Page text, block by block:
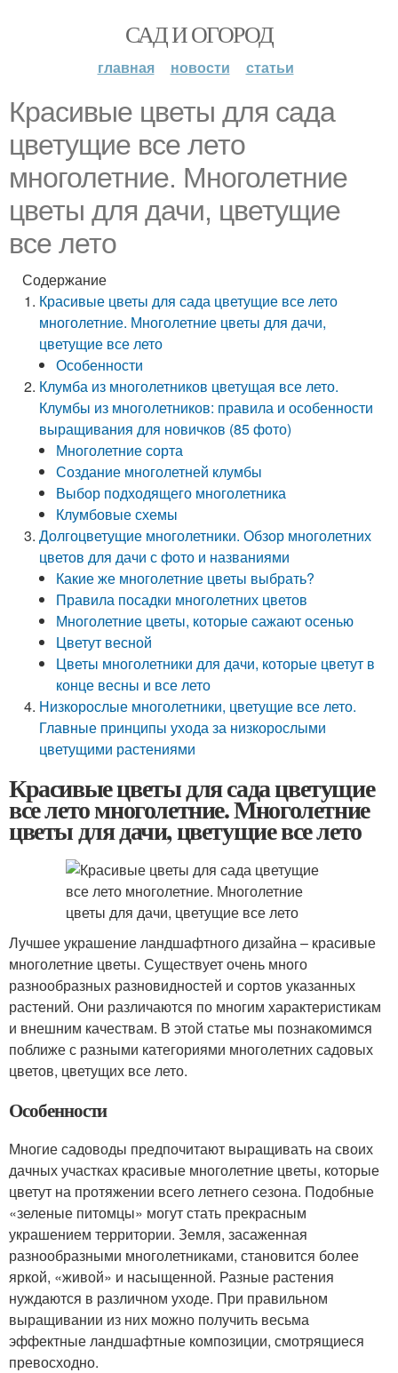
САД И ОГОРОД
главная новости статьи
Красивые цветы для сада
цветущие все лето
многолетние. Многолетние
цветы для дачи, цветущие
все лето
Содержание
Красивые цветы для сада цветущие все лето
многолетние. Многолетние цветы для дачи,
цветущие все лето
Особенности
Клумба из многолетников цветущая все лето.
Клумбы из многолетников: правила и особенности
выращивания для новичков (85 фото)
Многолетние сорта
Создание многолетней клумбы
Выбор подходящего многолетника
Клумбовые схемы
Долгоцветущие многолетники. Обзор многолетних
цветов для дачи с фото и названиями
Какие же многолетние цветы выбрать?
Правила посадки многолетних цветов
Многолетние цветы, которые сажают осенью
Цветут весной
Цветы многолетники для дачи, которые цветут в
конце весны и все лето
Низкорослые многолетники, цветущие все лето.
Главные принципы ухода за низкорослыми
цветущими растениями
Красивые цветы для сада цветущие
все лето многолетние. Многолетние
цветы для дачи, цветущие все лето
Лучшее украшение ландшафтного дизайна – красивые
многолетние цветы. Существует очень много
разнообразных разновидностей и сортов указанных
растений. Они различаются по многим характеристикам
и внешним качествам. В этой статье мы познакомимся
поближе с разными категориями многолетних садовых
цветов, цветущих все лето.
Особенности
Многие садоводы предпочитают выращивать на своих
дачных участках красивые многолетние цветы, которые
цветут на протяжении всего летнего сезона. Подобные
«зеленые питомцы» могут стать прекрасным
украшением территории. Земля, засаженная
разнообразными многолетниками, становится более
яркой, «живой» и насыщенной. Разные растения
нуждаются в различном уходе. При правильном
выращивании из них можно получить весьма
эффектные ландшафтные композиции, смотрящиеся
превосходно.